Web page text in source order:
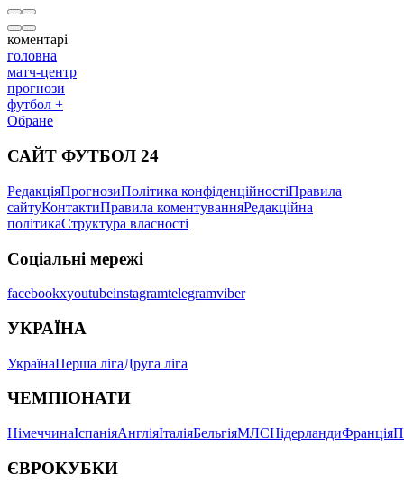
коментарі
головна
матч-центр
прогнози
футбол +
Обране
САЙТ ФУТБОЛ 24
РедакціяПрогнозиПолітика конфіденційностіПравила
сайтуКонтактиПравила коментуванняРедакційна
політикаСтруктура власності
Соціальні мережі
facebookxyoutubeinstagramtelegramviber
УКРАЇНА
УкраїнаПерша лігаДруга ліга
ЧЕМПІОНАТИ
НімеччинаІспаніяАнгліяІталіяБельгіяМЛСНідерландиФранція
ЄВРОКУБКИ